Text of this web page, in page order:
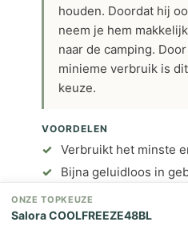
houden. Doordat hij
neem je hem
naar de camping.
minieme verbruik is
keuze.
VOORDELEN
Verbruikt het minste
Bijna geluidloos in
Koelt én verwarmt
Werkt op 230V en op
ONZE TOPKEUZE
Salora COOLFREEZE48BL